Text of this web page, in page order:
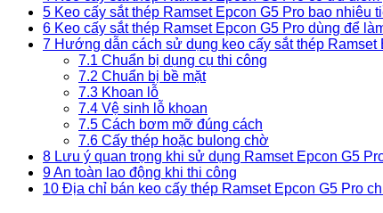
5 Keo cấy sắt thép Ramset Epcon G5 Pro bao nhiêu
6 Keo cấy sắt thép Ramset Epcon G5 Pro dùng để
7 Hướng dẫn cách sử dụng keo cấy sắt thép Ramset
7.1 Chuẩn bị dụng cụ thi công
7.2 Chuẩn bị bề mặt
7.3 Khoan lỗ
7.4 Vệ sinh lỗ khoan
7.5 Cách bơm mỡ đúng cách
7.6 Cấy thép hoặc bulong chờ
8 Lưu ý quan trọng khi sử dụng Ramset Epcon G5
9An toàn lao động khi thi công
10 Địa chỉ bán keo cấy thép Ramset Epcon G5 Pro